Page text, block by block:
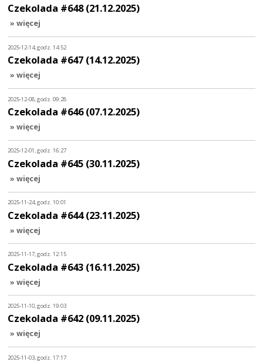
Czekolada #648 (21.12.2025)
» więcej
2025-12-14, godz. 14:52
Czekolada #647 (14.12.2025)
» więcej
2025-12-08, godz. 09:28
Czekolada #646 (07.12.2025)
» więcej
2025-12-01, godz. 16:27
Czekolada #645 (30.11.2025)
» więcej
2025-11-24, godz. 10:01
Czekolada #644 (23.11.2025)
» więcej
2025-11-17, godz. 12:15
Czekolada #643 (16.11.2025)
» więcej
2025-11-10, godz. 19:03
Czekolada #642 (09.11.2025)
» więcej
2025-11-03, godz. 17:17